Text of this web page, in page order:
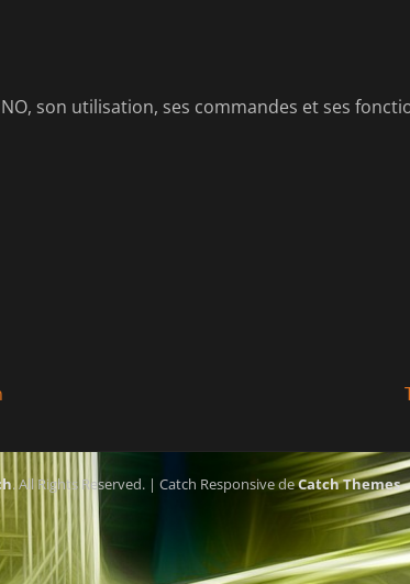
son utilisation, ses commandes et ses
. All Rights Reserved. | Catch Responsive deCatch Themes